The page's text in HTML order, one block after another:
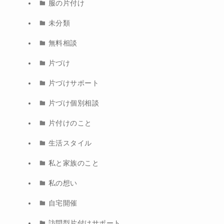
服の片付け
未分類
無料相談
片づけ
片づけサポート
片づけ個別相談
片付けのこと
生活スタイル
私と家族のこと
私の想い
自宅開催